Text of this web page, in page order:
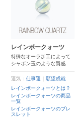
レインボークォーツ
特殊なオーラ加工によって
シャボン玉のような質感
運気：仕事運
願望成就
レインボークォーツとは？
レインボークォーツの商品
一覧
レインボークォーツのブレ
スレット